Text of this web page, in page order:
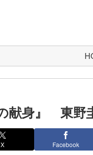
献身』 東野
X Facebook